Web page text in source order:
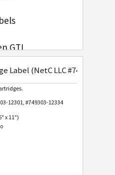
GTL
Label (NetC LLC #749303-
12301, #749303-12334
x 11")